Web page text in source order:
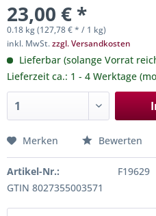
23,00 € *
0.18 kg (127,78 € * / 1 kg)
inkl. MwSt.zzgl. Versandkosten
Lieferbar (solange Vorrat
Lieferzeit ca.: 1 - 4 Werktage
Merken Bewerten
Artikel-Nr.:
F19629
GTIN 8027355003571